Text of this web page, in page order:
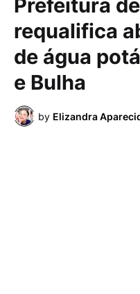
Prefeitura
requalifica
de água
e Bulha
by Elizandra